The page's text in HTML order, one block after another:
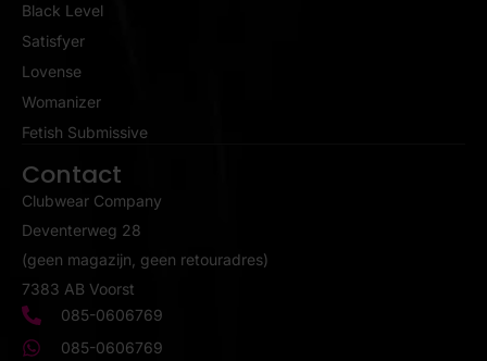
Black Level
Satisfyer
Lovense
Womanizer
Fetish Submissive
Contact
Clubwear Company
Deventerweg 28
(geen magazijn, geen retouradres)
7383 AB Voorst
085-0606769
085-0606769